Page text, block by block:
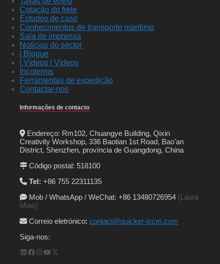
Cotação do frete
Estudos de caso
Conhecimentos de transporte marítimo
Sala de imprensa
Notícias do sector
| Blogue
| Vídeos | Vídeos
Incoterms
Ferramentas de expedição
Contactar-nos
Informações de contacto
Endereço: Rm102, Chuangye Building, Qixin
Creativity Workshop, 336 Baotian 1st Road, Bao'an
District, Shenzhen, província de Guangdong, China
Código postal: 518100
Tel: +86 755 22311135
Mob / WhatsApp / WeChat: +86 13480726954 (Laura
Miao)
Correio eletrónico: contact@quicker-iscm.com
Siga-nos:
LinkedIn
Facebook
Instagram
YouTube
X